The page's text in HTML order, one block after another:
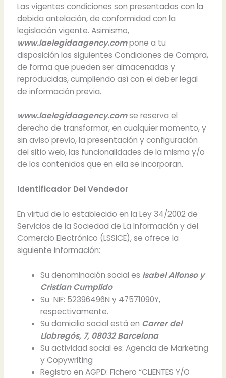
Las vigentes condiciones son presentadas con la
debida antelación, de conformidad con la
legislación vigente. Asimismo,
www.laelegidaagency.compone a tu
disposición las siguientes Condiciones de Compra,
de forma que pueden ser almacenadas y
reproducidas, cumpliendo así con el deber legal
de información previa.
www.laelegidaagency.comse reserva el
derecho de transformar, en cualquier momento, y
sin aviso previo, la presentación y configuración
del sitio web, las funcionalidades de la misma y/o
de los contenidos que en ella se incorporan.
Identificador Del Vendedor
En virtud de lo establecido en la Ley 34/2002 de
Servicios de la Sociedad de La Información y del
Comercio Electrónico (LSSICE), se ofrece la
siguiente información:
Su denominación social es Isabel Alfonso y
Cristian Cumplido
Su NIF: 52396496N y 47571090Y,
respectivamente.
Su domicilio social está en Carrer del
Llobregós, 7, 08032 Barcelona
Su actividad social es: Agencia de Marketing
y Copywriting
Registro en AGPD: Fichero “CLIENTES Y/O